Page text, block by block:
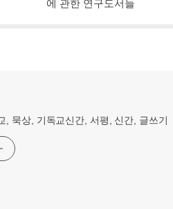
에 관한 연구도서들
, 묵상, 기독교신간, 서평, 신간, 글쓰기